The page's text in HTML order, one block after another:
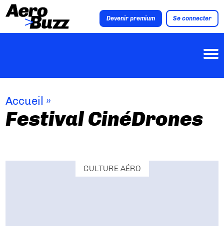
Devenir premium Se connecter
Accueil »
Festival CinéDrones
CULTURE AÉRO